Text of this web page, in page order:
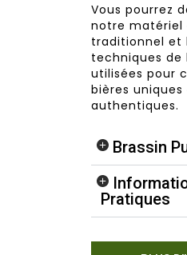
Vous pourrez
notre matériel
traditionnel et
techniques de
utilisées pour
bières uniques
authentiques.
Brassin
Pratiques